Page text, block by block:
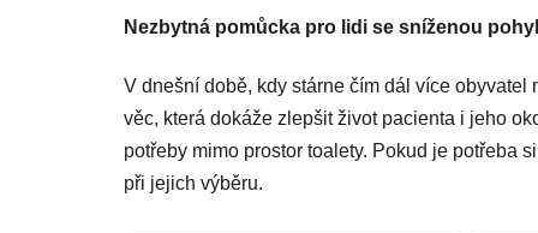
Nezbytná pomůcka pro lidi se sníženou
V dnešní době, kdy stárne čím dál více
věc, která dokáže zlepšit život pacienta i jeho
potřeby mimo prostor toalety. Pokud je potřeba
při jejich výběru.